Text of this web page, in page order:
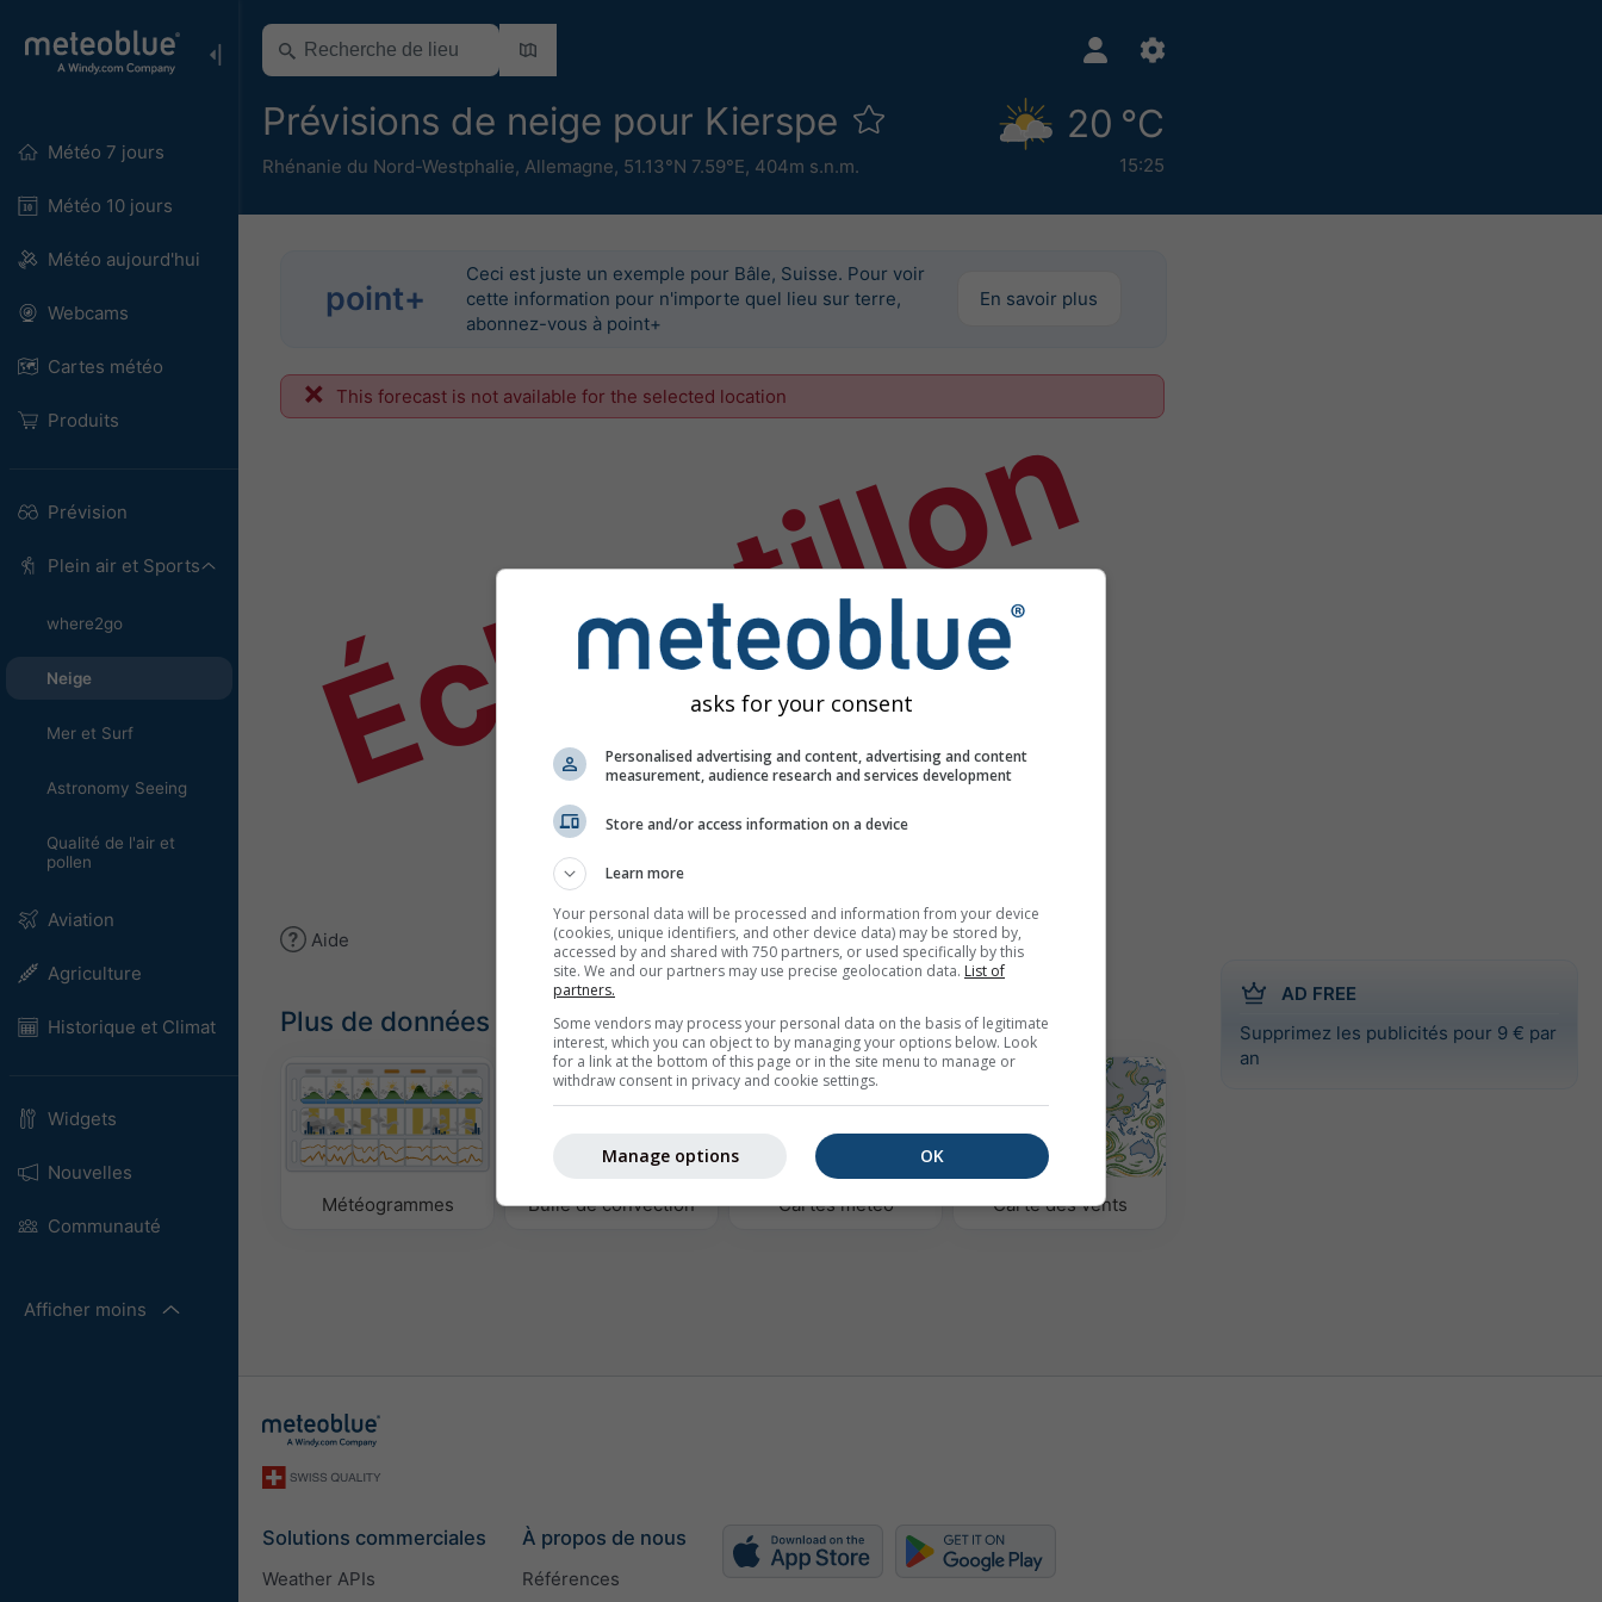
Météo 7 jours
Météo 10 jours
Météo aujourd'hui
Webcams
Cartes météo
Produits
Prévision
Plein air et Sports
where2go
Neige
Mer et Surf
Astronomy Seeing
Qualité de l'air et
pollen
Aviation
Agriculture
Historique et Climat
Widgets
Nouvelles
Communauté
Afficher moins
Prévisions de neige pour Kierspe
Rhénanie du Nord-Westphalie, Allemagne, 51.13°N 7.59°E, 404m s.n.m.
20 °C
15:25
AD FREE
Supprimez les publicités pour 9 € par
an
point+
Ceci est juste un exemple pour Bâle, Suisse. Pour voir
cette information pour n'importe quel lieu sur terre,
abonnez-vous à point+
En savoir plus
This forecast is not available for the selected location
Échantillon
Aide
Plus de données météo
Météogrammes Bulle de convection Cartes météo Carte des vents
Solutions commerciales
Weather APIs
À propos de nous
Références
asks for your consent
Personalised advertising and content, advertising and content
measurement, audience research and services development
Store and/or access information on a device
Learn more
Your personal data will be processed and information from your device
(cookies, unique identifiers, and other device data) may be stored by,
accessed by and shared with 750 partners, or used specifically by this
site. We and our partners may use precise geolocation data. List of
partners.
Some vendors may process your personal data on the basis of legitimate
interest, which you can object to by managing your options below. Look
for a link at the bottom of this page or in the site menu to manage or
withdraw consent in privacy and cookie settings.
OK
Manage options